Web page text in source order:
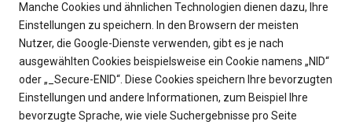
Manche Cookies und ähnlichen Technologien dienen dazu, Ihre
Einstellungen zu speichern. In den Browsern der meisten
Nutzer, die Google-Dienste verwenden, gibt es je nach
ausgewählten Cookies beispielsweise ein Cookie namens „NID“
oder „_Secure-ENID“. Diese Cookies speichern Ihre bevorzugten
Einstellungen und andere Informationen, zum Beispiel Ihre
bevorzugte Sprache, wie viele Suchergebnisse pro Seite